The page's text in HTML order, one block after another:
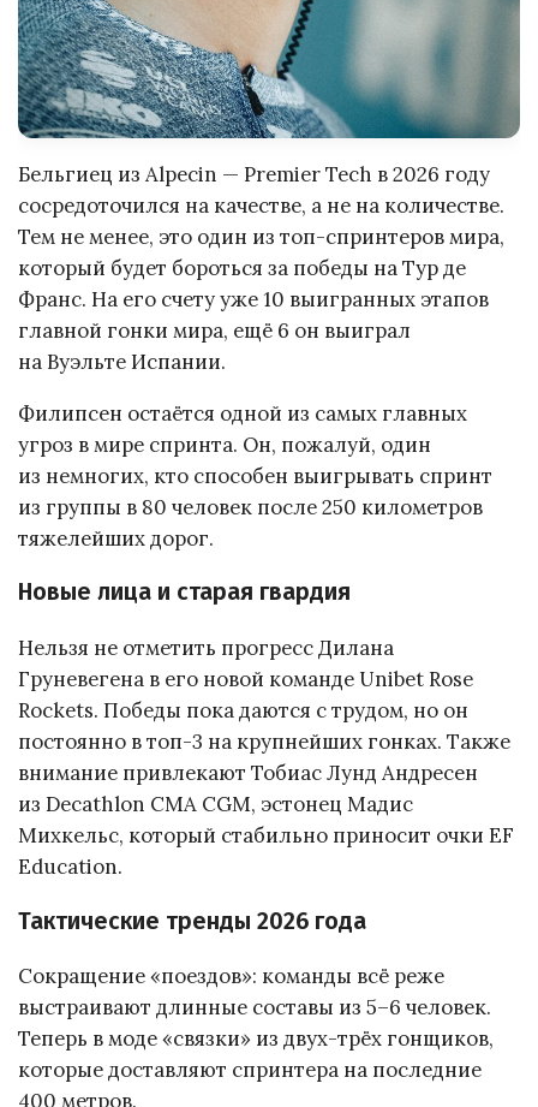
Бельгиец из Alpecin — Premier Tech в 2026 году
сосредоточился на качестве, а не на количестве.
Тем не менее, это один из топ-спринтеров мира,
который будет бороться за победы на Тур де
Франс. На его счету уже 10 выигранных этапов
главной гонки мира, ещё 6 он выиграл
на Вуэльте Испании.
Филипсен остаётся одной из самых главных
угроз в мире спринта. Он, пожалуй, один
из немногих, кто способен выигрывать спринт
из группы в 80 человек после 250 километров
тяжелейших дорог.
Новые лица и старая гвардия
Нельзя не отметить прогресс Дилана
Груневегена в его новой команде Unibet Rose
Rockets. Победы пока даются с трудом, но он
постоянно в топ-3 на крупнейших гонках. Также
внимание привлекают Тобиас Лунд Андресен
из Decathlon CMA CGM, эстонец Мадис
Михкельс, который стабильно приносит очки EF
Education.
Тактические тренды 2026 года
Сокращение «поездов»: команды всё реже
выстраивают длинные составы из 5–6 человек.
Теперь в моде «связки» из двух-трёх гонщиков,
которые доставляют спринтера на последние
400 метров.